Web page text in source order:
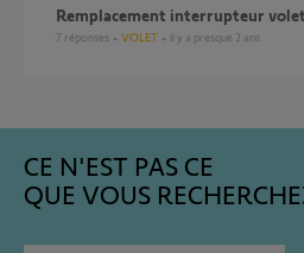
Remplacement interrupteur
7 réponses VOLET il y a presque 2 ans
CE N'EST PAS CE
QUE VOUS